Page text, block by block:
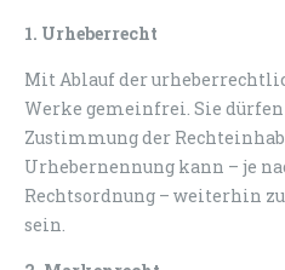
1. Urheberrecht
Mit Ablauf der
Werke gemeinfrei. Sie
Zustimmung der
Urhebernennung kann – je
Rechtsordnung – weiterhin
sein.